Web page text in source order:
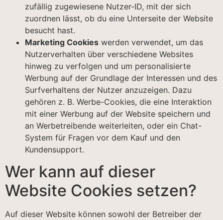
zufällig zugewiesene Nutzer-ID, mit der sich
zuordnen lässt, ob du eine Unterseite der Website
besucht hast.
Marketing Cookies werden verwendet, um das
Nutzerverhalten über verschiedene Websites
hinweg zu verfolgen und um personalisierte
Werbung auf der Grundlage der Interessen und des
Surfverhaltens der Nutzer anzuzeigen. Dazu
gehören z. B. Werbe-Cookies, die eine Interaktion
mit einer Werbung auf der Website speichern und
an Werbetreibende weiterleiten, oder ein Chat-
System für Fragen vor dem Kauf und den
Kundensupport.
Wer kann auf dieser
Website Cookies setzen?
Auf dieser Website können sowohl der Betreiber der